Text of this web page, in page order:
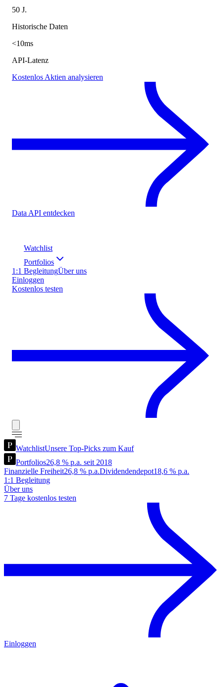
50 J.
Historische Daten
<10ms
API-Latenz
Kostenlos Aktien analysieren
Data API entdecken
Watchlist
Portfolios
1:1 BegleitungÜber uns
Einloggen
Kostenlos testen
WatchlistUnsere Top-Picks zum Kauf
Portfolios26,8 % p.a. seit 2018
Finanzielle Freiheit26,8 % p.a.Dividendendepot18,6 % p.a.
1:1 Begleitung
Über uns
7 Tage kostenlos testen
Einloggen